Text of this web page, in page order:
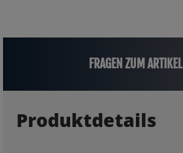
FRAGEN ZUM ARTIKEL
Produktdetails